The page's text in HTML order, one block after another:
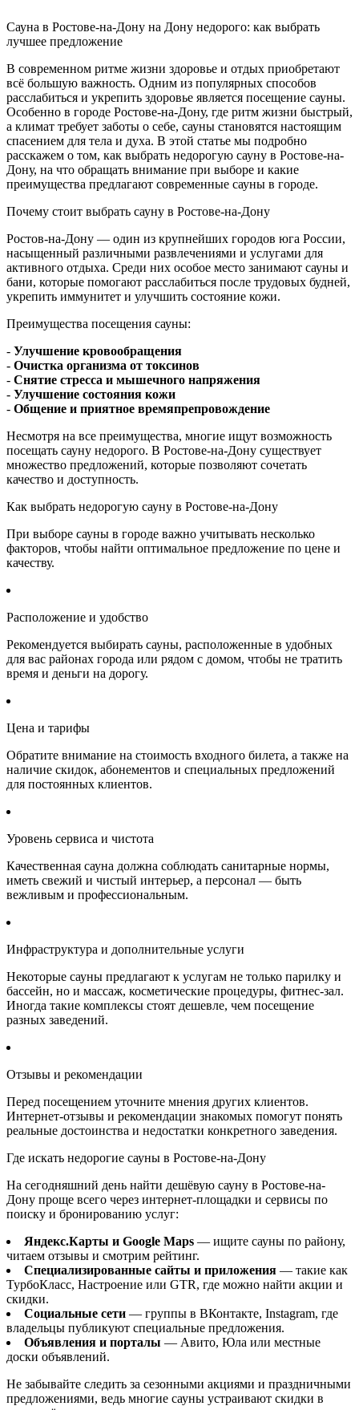
Сауна в Ростове-на-Дону на Дону недорого: как выбрать
лучшее предложение
В современном ритме жизни здоровье и отдых приобретают
всё большую важность. Одним из популярных способов
расслабиться и укрепить здоровье является посещение сауны.
Особенно в городе Ростове-на-Дону, где ритм жизни быстрый,
а климат требует заботы о себе, сауны становятся настоящим
спасением для тела и духа. В этой статье мы подробно
расскажем о том, как выбрать недорогую сауну в Ростове-на-
Дону, на что обращать внимание при выборе и какие
преимущества предлагают современные сауны в городе.
Почему стоит выбрать сауну в Ростове-на-Дону
Ростов-на-Дону — один из крупнейших городов юга России,
насыщенный различными развлечениями и услугами для
активного отдыха. Среди них особое место занимают сауны и
бани, которые помогают расслабиться после трудовых будней,
укрепить иммунитет и улучшить состояние кожи.
Преимущества посещения сауны:
- Улучшение кровообращения
- Очистка организма от токсинов
- Снятие стресса и мышечного напряжения
- Улучшение состояния кожи
- Общение и приятное времяпрепровождение
Несмотря на все преимущества, многие ищут возможность
посещать сауну недорого. В Ростове-на-Дону существует
множество предложений, которые позволяют сочетать
качество и доступность.
Как выбрать недорогую сауну в Ростове-на-Дону
При выборе сауны в городе важно учитывать несколько
факторов, чтобы найти оптимальное предложение по цене и
качеству.
Расположение и удобство
Рекомендуется выбирать сауны, расположенные в удобных
для вас районах города или рядом с домом, чтобы не тратить
время и деньги на дорогу.
Цена и тарифы
Обратите внимание на стоимость входного билета, а также на
наличие скидок, абонементов и специальных предложений
для постоянных клиентов.
Уровень сервиса и чистота
Качественная сауна должна соблюдать санитарные нормы,
иметь свежий и чистый интерьер, а персонал — быть
вежливым и профессиональным.
Инфраструктура и дополнительные услуги
Некоторые сауны предлагают к услугам не только парилку и
бассейн, но и массаж, косметические процедуры, фитнес-зал.
Иногда такие комплексы стоят дешевле, чем посещение
разных заведений.
Отзывы и рекомендации
Перед посещением уточните мнения других клиентов.
Интернет-отзывы и рекомендации знакомых помогут понять
реальные достоинства и недостатки конкретного заведения.
Где искать недорогие сауны в Ростове-на-Дону
На сегодняшний день найти дешёвую сауну в Ростове-на-
Дону проще всего через интернет-площадки и сервисы по
поиску и бронированию услуг:
Яндекс.Карты и Google Maps — ищите сауны по району,
читаем отзывы и смотрим рейтинг.
Специализированные сайты и приложения — такие как
ТурбоКласс, Настроение или GTR, где можно найти акции и
скидки.
Социальные сети — группы в ВКонтакте, Instagram, где
владельцы публикуют специальные предложения.
Объявления и порталы — Авито, Юла или местные
доски объявлений.
Не забывайте следить за сезонными акциями и праздничными
предложениями, ведь многие сауны устраивают скидки в